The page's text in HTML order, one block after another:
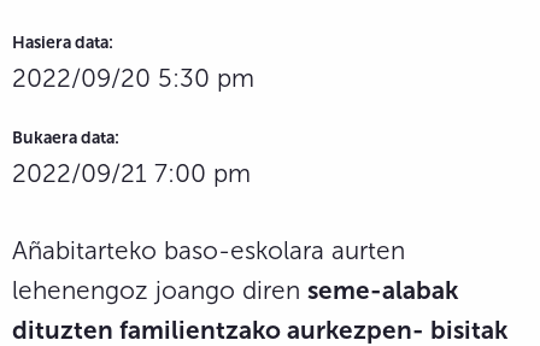
Hasiera data:
2022/09/20 5:30 pm
Bukaera data:
2022/09/21 7:00 pm
Añabitarteko baso-eskolara aurten
lehenengoz joango diren seme-alabak
dituzten familientzako aurkezpen- bisitak